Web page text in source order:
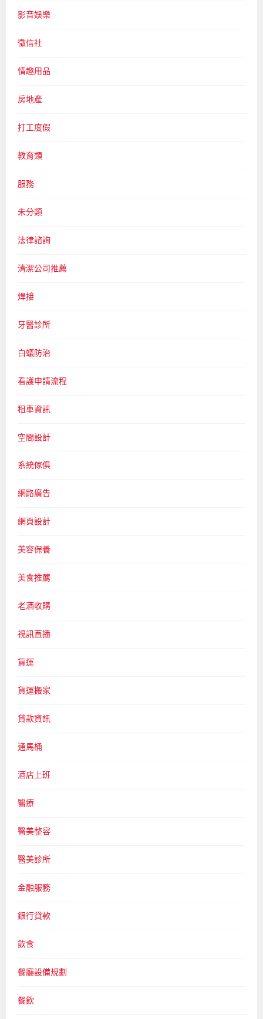
影音娛樂
徵信社
情趣用品
房地產
打工度假
教育類
服務
未分類
法律諮詢
清潔公司推薦
焊接
牙醫診所
白蟻防治
看護申請流程
租車資訊
空間設計
系統傢俱
網路廣告
網頁設計
美容保養
美食推薦
老酒收購
視訊直播
貨運
貨運搬家
貸款資訊
通馬桶
酒店上班
醫療
醫美整容
醫美診所
金融服務
銀行貸款
飲食
餐廳設備規劃
餐飲